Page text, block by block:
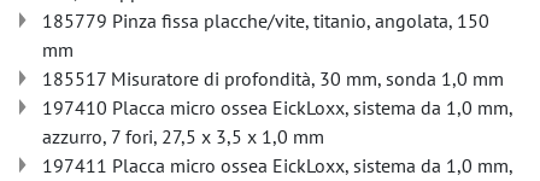
185779 Pinza fissa placche/vite, titanio, angolata, 150
mm
185517 Misuratore di profondità, 30 mm, sonda 1,0 mm
197410 Placca micro ossea EickLoxx, sistema da 1,0 mm,
azzurro, 7 fori, 27,5 x 3,5 x 1,0 mm
197411 Placca micro ossea EickLoxx, sistema da 1,0 mm,